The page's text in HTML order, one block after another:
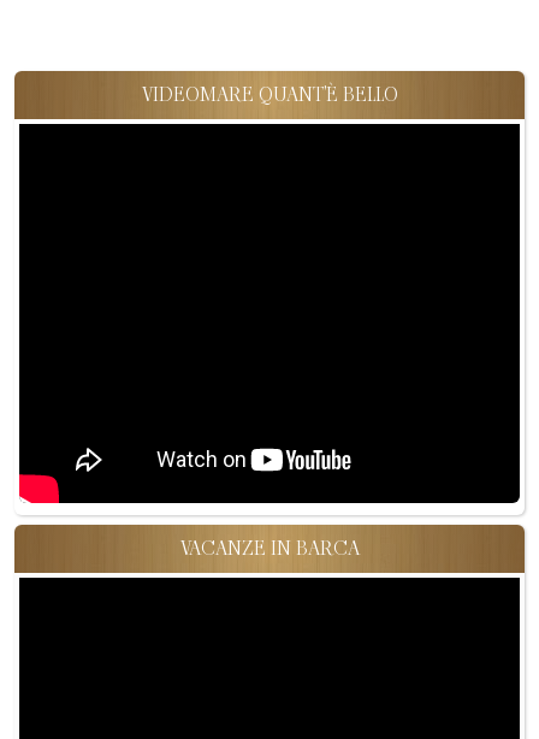
VIDEOMARE QUANT'È BELLO
VACANZE IN BARCA